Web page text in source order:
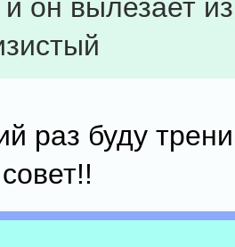
он вылезает
раз буду